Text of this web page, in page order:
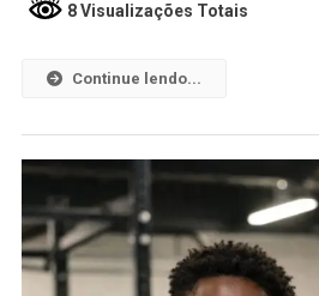
8 Visualizações Totais
Continue lendo...